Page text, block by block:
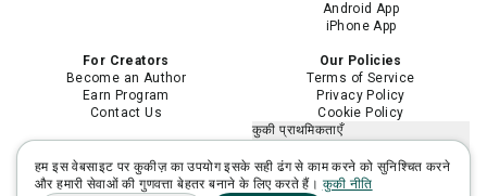
Android App
iPhone App
For Creators
Become an Author
Earn Program
Contact Us
Our Policies
Terms of Service
Privacy Policy
Cookie Policy
कुकी प्राथमिकताएँ
मेरी संवेदनशील निजी जानकारी का उपयोग
सीमित करें
हम इस वेबसाइट पर कुकीज़ का उपयोग इसके सही ढंग से काम करने को सुनिश्चित करने
और हमारी सेवाओं की गुणवत्ता बेहतर बनाने के लिए करते हैं। कुकी नीति